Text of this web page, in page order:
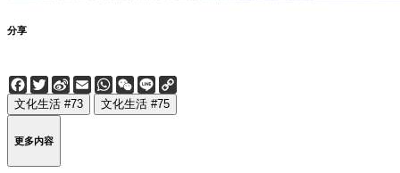
分享
Facebook
Twitter
Sina
Weibo
EmailWhatsApp
WeChat
Line
文化生活 #73 文化生活 #75
更多内容